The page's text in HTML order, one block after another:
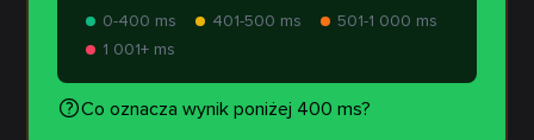
0-400 ms 401-500 ms
501-1 000 ms
1 001+ ms
Co oznacza wynik poniżej 400 ms?